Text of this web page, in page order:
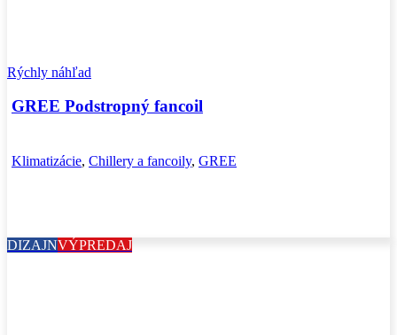
Rýchly náhľad
GREE Podstropný fancoil
Klimatizácie, Chillery a fancoily, GREE
DIZAJNVÝPREDAJ